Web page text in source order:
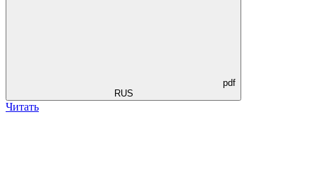
pdf
RUS
Читать